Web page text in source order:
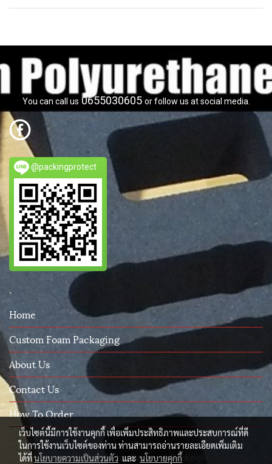
You can call us 0655030605 or follow us at social media.
@packingprotect
.
Home
Custom Foam Packaging
About Us
Contact Us
How To Order
© Copyright 2015 All Rights Reserved. PackingProtect.com
เว็บไซต์นี้มีการใช้งานคุกกี้ เพื่อเพิ่มประสิทธิภาพและประสบการณ์ที่ดี
ในการใช้งานเว็บไซต์ของท่าน ท่านสามารถอ่านรายละเอียดเพิ่มเติม
ได้ที่นโยบายความเป็นส่วนตัว และ นโยบายคุกกี้